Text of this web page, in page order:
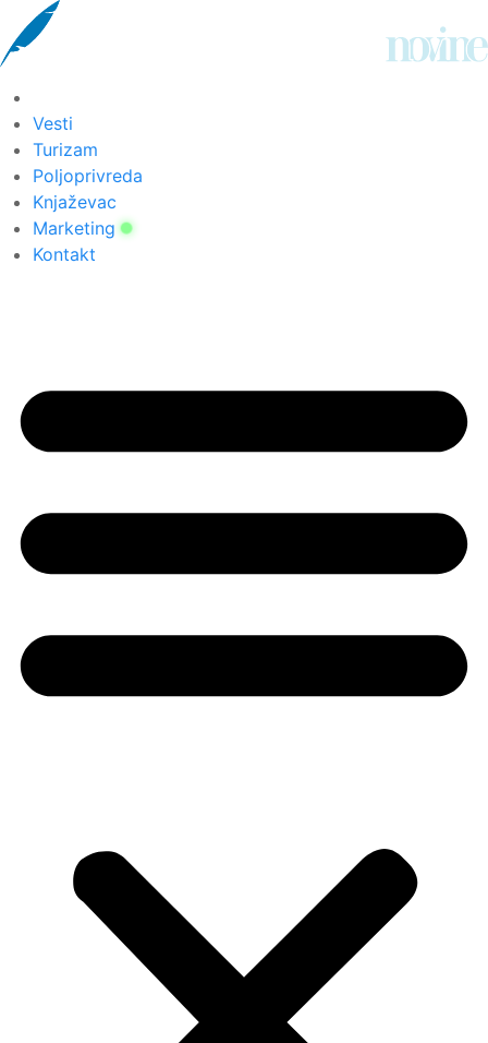
Скочите
на
садржај
Vesti
Turizam
Poljoprivreda
Knjaževac
Marketing
Kontakt